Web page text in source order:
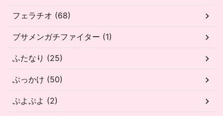
フェラチオ (68)
ブサメンガチファイター (1)
ふたなり (25)
ぶっかけ (50)
ぷよぷよ (2)